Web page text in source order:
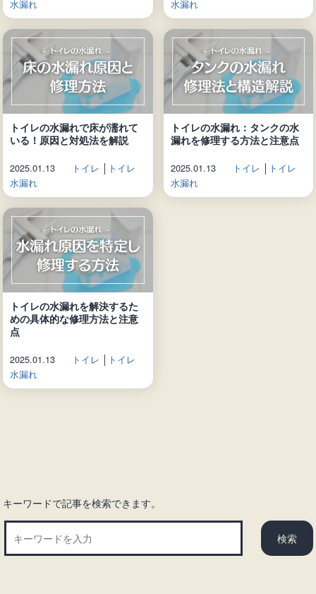
水漏れ 水漏れ
トイレの水漏れで床が濡れて
いる！原因と対処法を解説
2025.01.13 トイレ │ トイレ
水漏れ
トイレの水漏れ：タンクの水
漏れを修理する方法と注意点
2025.01.13 トイレ │ トイレ
水漏れ
トイレの水漏れを解決するた
めの具体的な修理方法と注意
点
2025.01.13 トイレ │ トイレ
水漏れ
キーワードで記事を検索できます。